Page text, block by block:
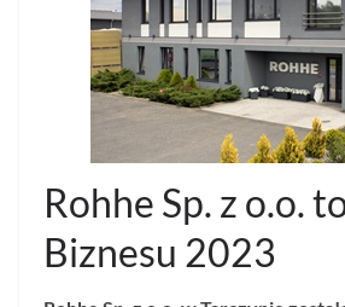
Rohhe Sp. z o.o.
Biznesu 2023